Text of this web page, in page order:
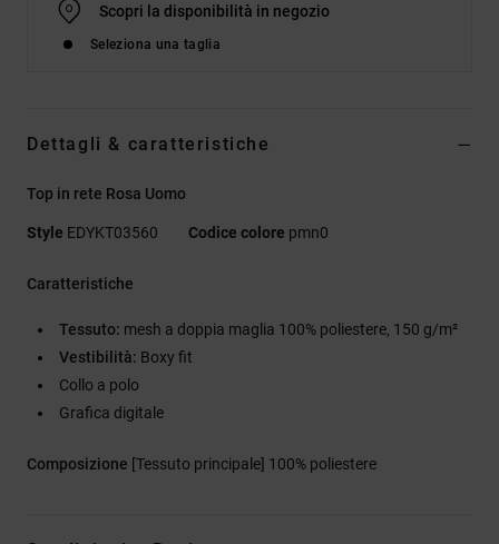
Scopri la disponibilità in negozio
Seleziona una taglia
Dettagli & caratteristiche
Top in rete Rosa Uomo
Style EDYKT03560 Codice colore pmn0
Caratteristiche
Tessuto: mesh a doppia maglia 100% poliestere, 150 g/m²
Vestibilità: Boxy fit
Collo a polo
Grafica digitale
Composizione [Tessuto principale] 100% poliestere